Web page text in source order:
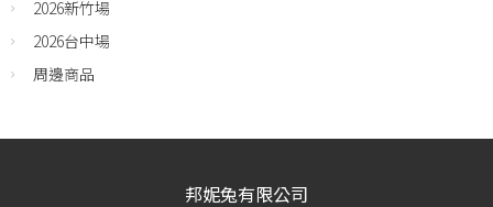
2026新竹場
2026台中場
周邊商品
邦妮兔有限公司